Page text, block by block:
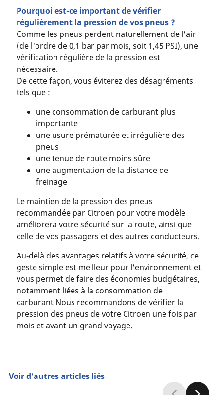
Pourquoi est-ce important de vérifier
régulièrement la pression de vos pneus ?
Comme les pneus perdent naturellement de l'air
(de l'ordre de 0,1 bar par mois, soit 1,45 PSI), une
vérification régulière de la pression est
nécessaire.
De cette façon, vous éviterez des désagréments
tels que :
une consommation de carburant plus
importante
une usure prématurée et irrégulière des
pneus
une tenue de route moins sûre
une augmentation de la distance de
freinage
Le maintien de la pression des pneus
recommandée par Citroen pour votre modèle
améliorera votre sécurité sur la route, ainsi que
celle de vos passagers et des autres conducteurs.
Au-delà des avantages relatifs à votre sécurité, ce
geste simple est meilleur pour l'environnement et
vous permet de faire des économies budgétaires,
notamment liées à la consommation de
carburant Nous recommandons de vérifier la
pression des pneus de votre Citroen une fois par
mois et avant un grand voyage.
Voir d'autres articles liés